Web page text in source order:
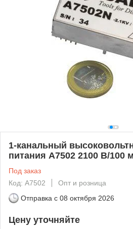
1-канальный
питания A7502 2100 В/100
Под заказ
Код: A7502
Опт и розница
Отправка с 08 октября 2026
Цену уточняйте